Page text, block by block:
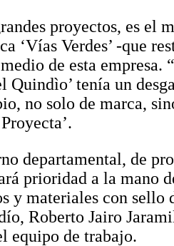
proyectos, es el
Verdes’ -que
de esta empresa.
tenía un
no solo de marca,
departamental, de
prioridad a la mano
y materiales con
Roberto Jairo
equipo de trabajo.